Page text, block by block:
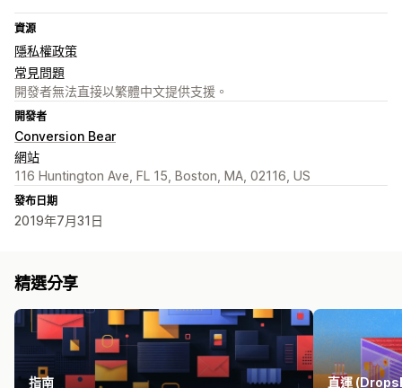
資源
隱私權政策
常見問題
開發者無法直接以繁體中文提供支援。
開發者
Conversion Bear
網站
116 Huntington Ave, FL 15, Boston, MA, 02116, US
發布日期
2019年7月31日
精選分享
指南 直運